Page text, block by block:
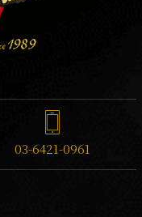
03-6421-0961